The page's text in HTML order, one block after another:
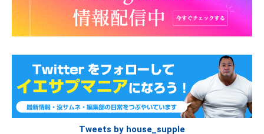
Tweets by house_supple